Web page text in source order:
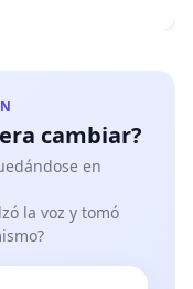
cambiar?
en
la voz y tomó